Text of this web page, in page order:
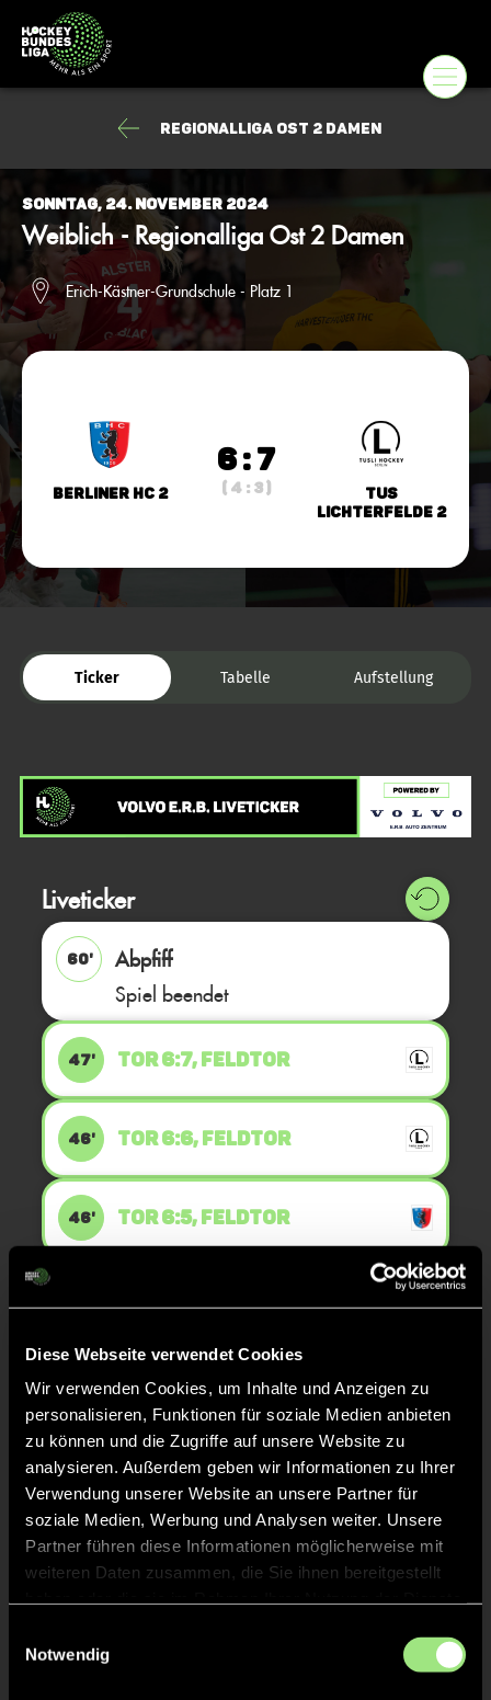
Diese Webseite verwendet Cookies
Wir verwenden Cookies, um Inhalte und Anzeigen zu
personalisieren, Funktionen für soziale Medien anbieten
zu können und die Zugriffe auf unsere Website zu
analysieren. Außerdem geben wir Informationen zu Ihrer
Verwendung unserer Website an unsere Partner für
soziale Medien, Werbung und Analysen weiter. Unsere
Partner führen diese Informationen möglicherweise mit
weiteren Daten zusammen, die Sie ihnen bereitgestellt
Notwendig
Regionalliga Ost 2 Damen
Sonntag, 24. November 2024
Weiblich - Regionalliga Ost 2 Damen
Erich-Kästner-Grundschule - Platz 1
Berliner HC 2
6 : 7
( 4 : 3 )
TuS
Lichterfelde 2
Ticker Tabelle Aufstellung
Liveticker
60'
Abpfiff
Spiel beendet
47' TOR 6:7, FELDTOR
46' TOR 6:6, FELDTOR
46' TOR 6:5, FELDTOR
TOR 5:4, FELDTOR
TOR 5:3, FELDTOR
TOR 4:3, FELDTOR
TOR 3:3, FELDTOR